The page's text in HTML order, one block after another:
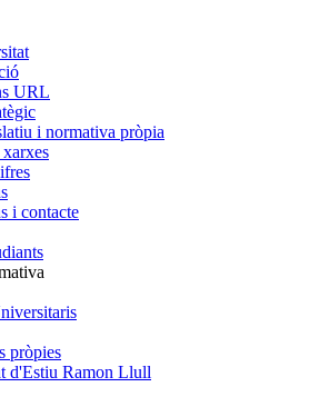
URL
i normativa pròpia
i contacte
pròpies
d'Estiu Ramon Llull